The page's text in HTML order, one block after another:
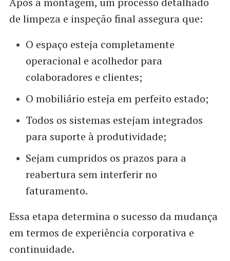
de limpeza e inspeção final assegura que:
O espaço esteja completamente
operacional e acolhedor para
colaboradores e clientes;
O mobiliário esteja em perfeito estado;
Todos os sistemas estejam integrados
para suporte à produtividade;
Sejam cumpridos os prazos para a
reabertura sem interferir no
faturamento.
Essa etapa determina o sucesso da mudança
em termos de experiência corporativa e
continuidade.